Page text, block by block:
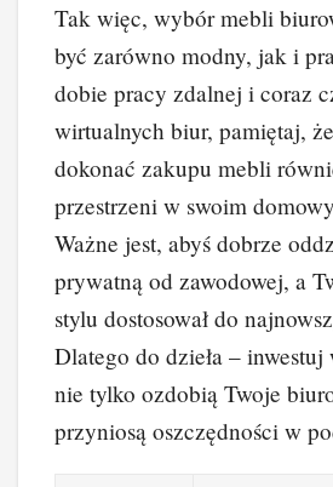
Tak więc, wybór mebli
być zarówno modny, jak i
dobie pracy zdalnej i coraz
wirtualnych biur, pamiętaj,
dokonać zakupu mebli
przestrzeni w swoim
Ważne jest, abyś dobrze
prywatną od zawodowej, a
stylu dostosował do
Dlatego do dzieła –
nie tylko ozdobią Twoje
przyniosą oszczędności w